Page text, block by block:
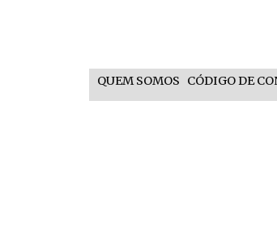
QUEM SOMOS CÓDIGO DE